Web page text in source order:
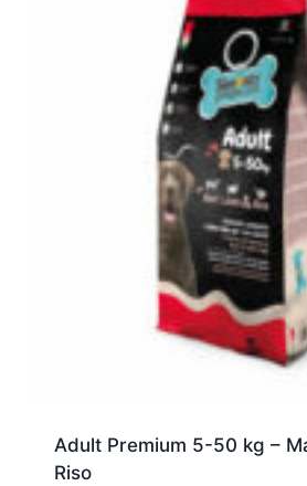
Adult Premium 5-50 kg –
Riso